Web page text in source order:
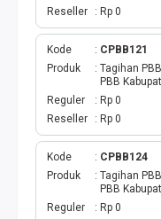
Reseller
Rp 0
Kode
CPBB121
Produk
Tagihan
PBB
Reguler
Rp 0
Reseller
Rp 0
Kode
CPBB124
Produk
Tagihan
PBB
Reguler
Rp 0